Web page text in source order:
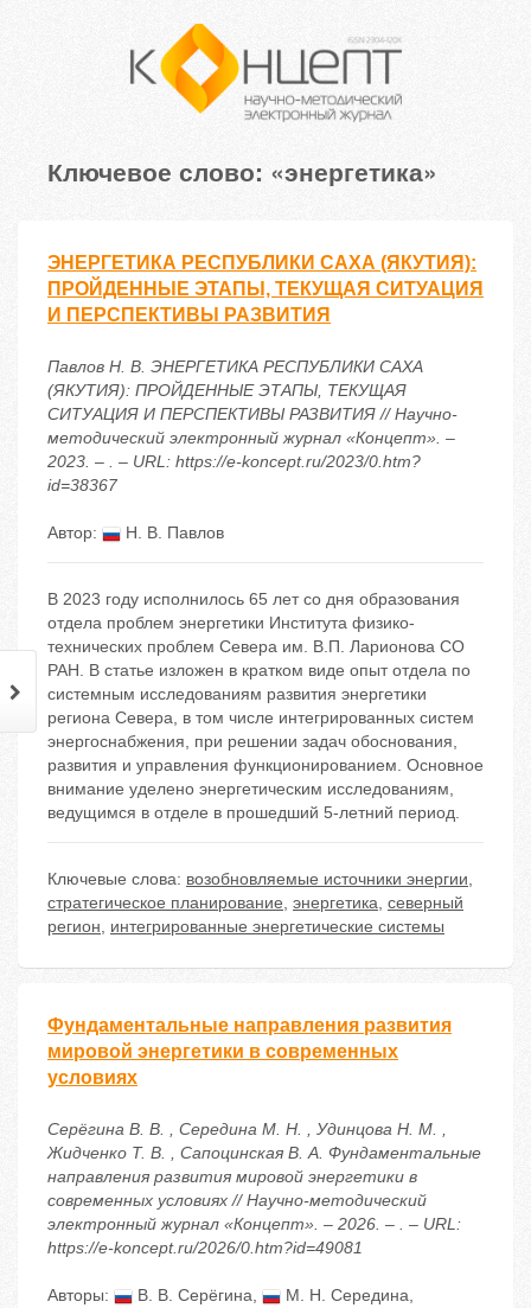
Ключевое слово: «энергетика»
ЭНЕРГЕТИКА РЕСПУБЛИКИ САХА (ЯКУТИЯ):
ПРОЙДЕННЫЕ ЭТАПЫ, ТЕКУЩАЯ СИТУАЦИЯ
И ПЕРСПЕКТИВЫ РАЗВИТИЯ
Павлов Н. В. ЭНЕРГЕТИКА РЕСПУБЛИКИ САХА
(ЯКУТИЯ): ПРОЙДЕННЫЕ ЭТАПЫ, ТЕКУЩАЯ
СИТУАЦИЯ И ПЕРСПЕКТИВЫ РАЗВИТИЯ // Научно-
методический электронный журнал «Концепт». –
2023. – . – URL: https://e-koncept.ru/2023/0.htm?
id=38367
Автор: Н. В. Павлов
В 2023 году исполнилось 65 лет со дня образования
отдела проблем энергетики Института физико-
технических проблем Севера им. В.П. Ларионова СО
РАН. В статье изложен в кратком виде опыт отдела по
системным исследованиям развития энергетики
региона Севера, в том числе интегрированных систем
энергоснабжения, при решении задач обоснования,
развития и управления функционированием. Основное
внимание уделено энергетическим исследованиям,
ведущимся в отделе в прошедший 5-летний период.
Ключевые слова: возобновляемые источники энергии,
стратегическое планирование, энергетика, северный
регион, интегрированные энергетические системы
Фундаментальные направления развития
мировой энергетики в современных
условиях
Серёгина В. В. , Середина М. Н. , Удинцова Н. М. ,
Жидченко Т. В. , Сапоцинская В. А. Фундаментальные
направления развития мировой энергетики в
современных условиях // Научно-методический
электронный журнал «Концепт». – 2026. – . – URL:
https://e-koncept.ru/2026/0.htm?id=49081
Авторы: В. В. Серёгина, М. Н. Середина,